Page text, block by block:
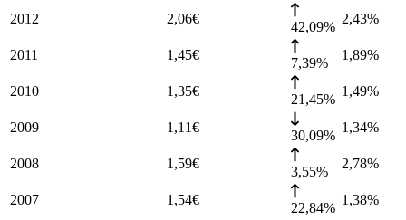
2012
2,06€
42,09%
2,43%
2011 1,45€
7,39%
1,89%
2010 1,35€
21,45%
1,49%
2009 1,11€
30,09%
1,34%
2008 1,59€
3,55%
2,78%
2007 1,54€
22,84%
1,38%